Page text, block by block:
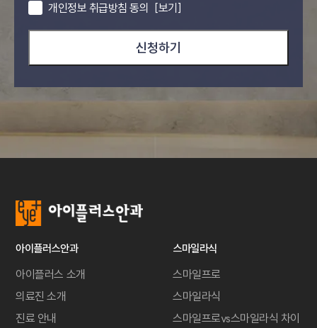
개인정보 취급방침 동의 [보기]
신청하기
아이플러스안과
아이플러스 소개
의료진 소개
진료 안내
스마일라식
스마일프로
스마일라식
스마일프로vs스마일라식 차이